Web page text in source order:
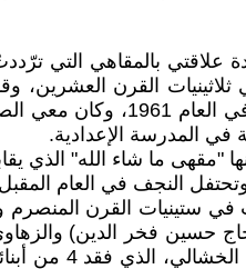
علاقتي بالمقاهي التي
ثلاثينيات القرن
الشيوعي باسم
في المدرسة الإعدادية.
"مقهى ما شاء الله" الذي
في ستينيات القرن المنصرم